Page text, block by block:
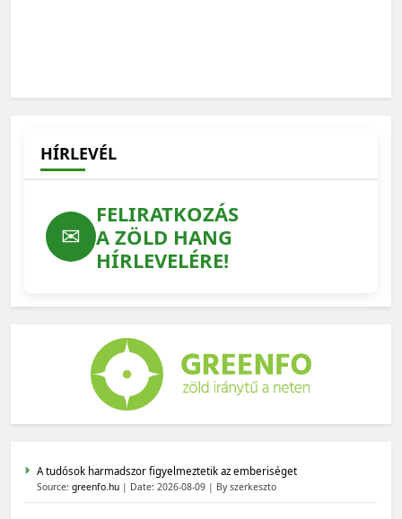
2026-07-15
HÍRLEVÉL
✉
FELIRATKOZÁS
A ZÖLD HANG
HÍRLEVELÉRE!
A tudósok harmadszor figyelmeztetik az emberiséget
Source: greenfo.hu Date: 2026-08-09 By szerkeszto